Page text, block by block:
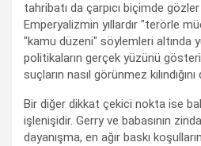
tahribatı da çarpıcı biçimde
Emperyalizmin yıllardır "terörle
"kamu düzeni" söylemleri altında
politikaların gerçek yüzünü
suçların nasıl görünmez
Bir diğer dikkat çekici nokta ise
işlenişidir. Gerry ve babasının
dayanışma, en ağır baskı